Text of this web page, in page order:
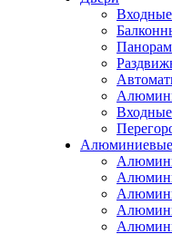
Входные
Алюминиевые